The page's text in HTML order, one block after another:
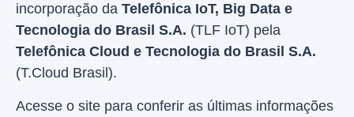
incorporação da Telefônica IoT, Big Data e
Tecnologia do Brasil S.A. (TLF IoT) pela
Telefônica Cloud e Tecnologia do Brasil S.A.
(T.Cloud Brasil).
Acesse o site para conferir as últimas informações